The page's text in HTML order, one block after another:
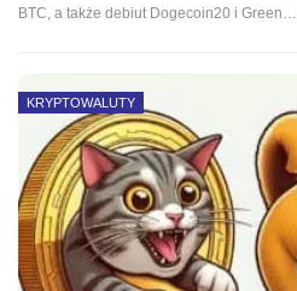
BTC, a także debiut Dogecoin20 i Green…
KRYPTOWALUTY